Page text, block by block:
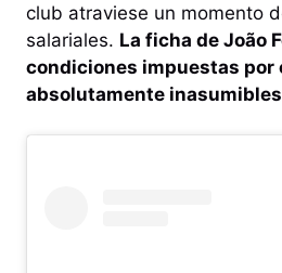
club atraviese un momento
salariales. La ficha de João
condiciones impuestas por
absolutamente